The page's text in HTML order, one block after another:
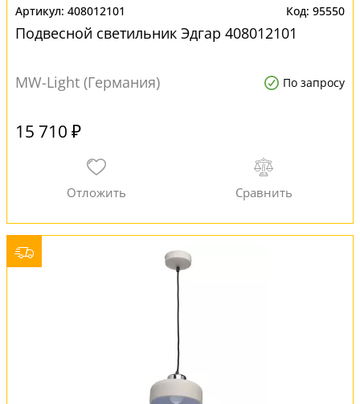
408012101 95550
Подвесной светильник Эдгар 408012101
MW-Light (Германия) По запросу
15 710 ₽